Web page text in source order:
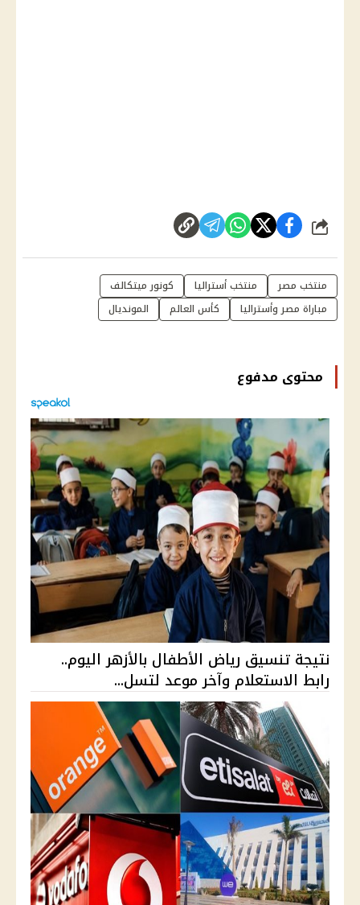
شارك
منتخب مصر منتخب أستراليا
كونور ميتكالف
مباراة مصر وأستراليا
كأس العالم المونديال
محتوى مدفوع
نتيجة تنسيق رياض الأطفال بالأزهر اليوم..
رابط الاستعلام وآخر موعد لتسل...